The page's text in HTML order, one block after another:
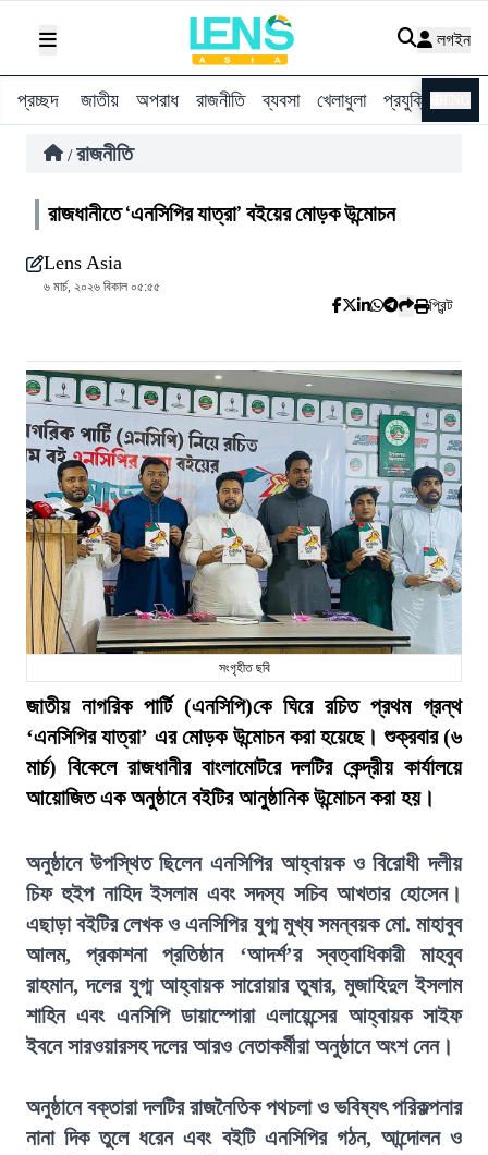
লগইন
প্রচ্ছদ জাতীয় অপরাধ রাজনীতি ব্যবসা খেলাধুলা প্রযুক্তি
/ রাজনীতি
রাজধানীতে ‘এনসিপির যাত্রা’ বইয়ের মোড়ক উন্মোচন
Lens Asia
৬ মার্চ, ২০২৬ বিকাল ০৫:৫৫
প্রিন্ট
সংগৃহীত ছবি
জাতীয় নাগরিক পার্টি (এনসিপি)কে ঘিরে রচিত প্রথম গ্রন্থ
‘এনসিপির যাত্রা’ এর মোড়ক উন্মোচন করা হয়েছে। শুক্রবার (৬
মার্চ) বিকেলে রাজধানীর বাংলামোটরে দলটির কেন্দ্রীয় কার্যালয়ে
আয়োজিত এক অনুষ্ঠানে বইটির আনুষ্ঠানিক উন্মোচন করা হয়।
অনুষ্ঠানে উপস্থিত ছিলেন এনসিপির আহ্বায়ক ও বিরোধী দলীয়
চিফ হুইপ নাহিদ ইসলাম এবং সদস্য সচিব আখতার হোসেন।
এছাড়া বইটির লেখক ও এনসিপির যুগ্ম মুখ্য সমন্বয়ক মো. মাহাবুব
আলম, প্রকাশনা প্রতিষ্ঠান ‘আদর্শ’র স্বত্বাধিকারী মাহবুব
রাহমান, দলের যুগ্ম আহ্বায়ক সারোয়ার তুষার, মুজাহিদুল ইসলাম
শাহিন এবং এনসিপি ডায়াস্পোরা এলায়েন্সের আহ্বায়ক সাইফ
ইবনে সারওয়ারসহ দলের আরও নেতাকর্মীরা অনুষ্ঠানে অংশ নেন।
অনুষ্ঠানে বক্তারা দলটির রাজনৈতিক পথচলা ও ভবিষ্যৎ পরিকল্পনার
নানা দিক তুলে ধরেন এবং বইটি এনসিপির গঠন, আন্দোলন ও